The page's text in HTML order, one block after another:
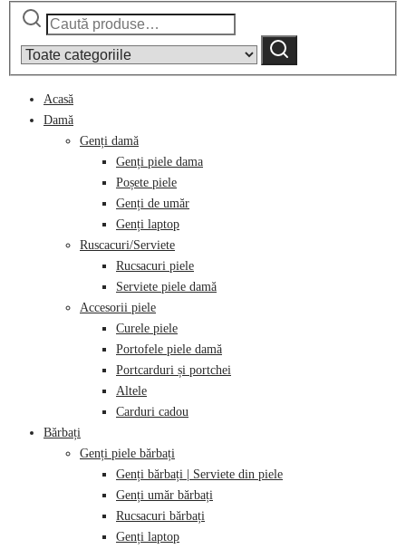
Caută
category:
Caută
Acasă
Damă
Genți damă
Genți piele dama
Poșete piele
Genți de umăr
Genți laptop
Ruscacuri/Serviete
Rucsacuri piele
Serviete piele damă
Accesorii piele
Curele piele
Portofele piele damă
Portcarduri și portchei
Altele
Carduri cadou
Bărbați
Genți piele bărbați
Genți bărbați | Serviete din piele
Genți umăr bărbați
Rucsacuri bărbați
Genți laptop